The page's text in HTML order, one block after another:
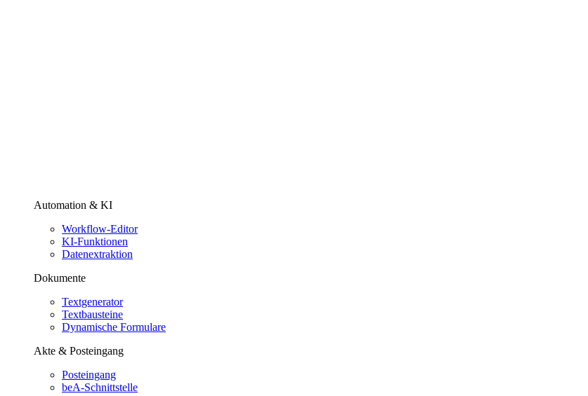
Automation & KI
Workflow-Editor
KI-Funktionen
Datenextraktion
Dokumente
Textgenerator
Textbausteine
Dynamische Formulare
Akte & Posteingang
Posteingang
beA-Schnittstelle